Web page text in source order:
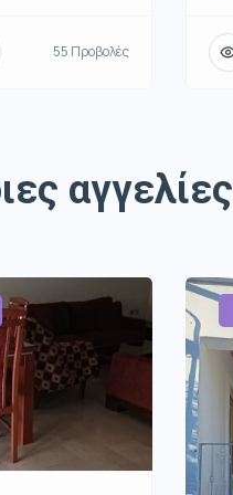
55 Προβολές
αγγελίες